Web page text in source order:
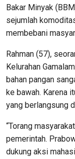
Bakar Minyak
sejumlah
membebani
Rahman (57),
Kelurahan
bahan pangan
ke bawah. Karena
yang berlangsung
“Torang
pemerintah.
dukung aksi